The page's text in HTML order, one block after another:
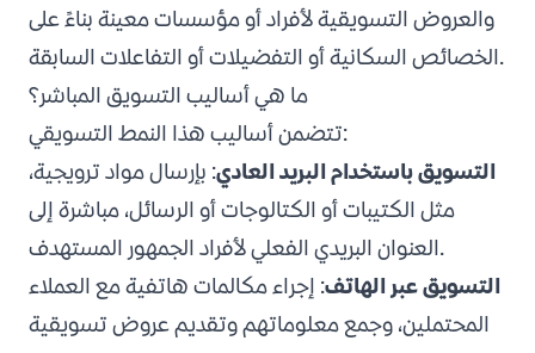
والعروض التسويقية لأفراد أو مؤسسات معينة بناءً على
الخصائص السكانية أو التفضيلات أو التفاعلات السابقة.
ما هي أساليب التسويق المباشر؟
تتضمن أساليب هذا النمط التسويقي:
التسويق باستخدام البريد العادي: بإرسال مواد ترويجية،
مثل الكتيبات أو الكتالوجات أو الرسائل، مباشرة إلى
العنوان البريدي الفعلي لأفراد الجمهور المستهدف.
التسويق عبر الهاتف: إجراء مكالمات هاتفية مع العملاء
المحتملين، وجمع معلوماتهم وتقديم عروض تسويقية